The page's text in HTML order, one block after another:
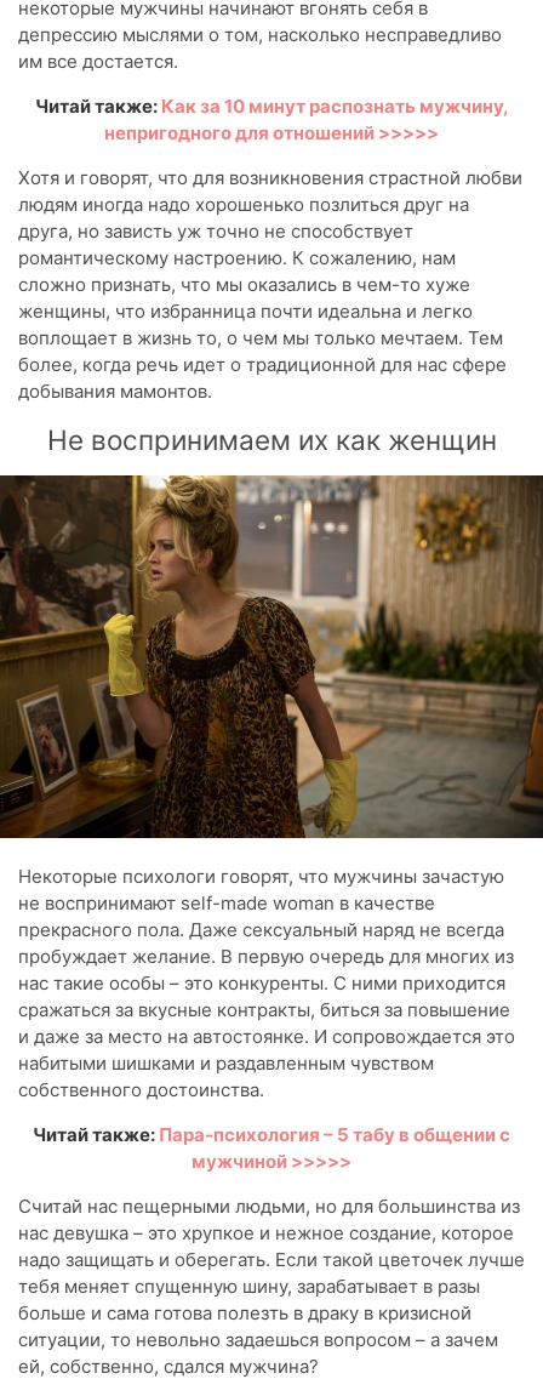
некоторые мужчины начинают вгонять себя в
депрессию мыслями о том, насколько несправедливо
им все достается.
Читай также: Как за 10 минут распознать мужчину,
непригодного для отношений >>>>>
Хотя и говорят, что для возникновения страстной любви
людям иногда надо хорошенько позлиться друг на
друга, но зависть уж точно не способствует
романтическому настроению. К сожалению, нам
сложно признать, что мы оказались в чем-то хуже
женщины, что избранница почти идеальна и легко
воплощает в жизнь то, о чем мы только мечтаем. Тем
более, когда речь идет о традиционной для нас сфере
добывания мамонтов.
Не воспринимаем их как женщин
Некоторые психологи говорят, что мужчины зачастую
не воспринимают self-made woman в качестве
прекрасного пола. Даже сексуальный наряд не всегда
пробуждает желание. В первую очередь для многих из
нас такие особы – это конкуренты. С ними приходится
сражаться за вкусные контракты, биться за повышение
и даже за место на автостоянке. И сопровождается это
набитыми шишками и раздавленным чувством
собственного достоинства.
Читай также: Пара-психология – 5 табу в общении с
мужчиной >>>>>
Считай нас пещерными людьми, но для большинства из
нас девушка – это хрупкое и нежное создание, которое
надо защищать и оберегать. Если такой цветочек лучше
тебя меняет спущенную шину, зарабатывает в разы
больше и сама готова полезть в драку в кризисной
ситуации, то невольно задаешься вопросом – а зачем
ей, собственно, сдался мужчина?